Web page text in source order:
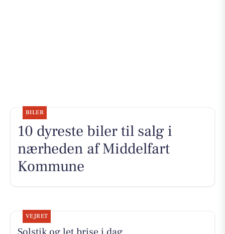
BILER
10 dyreste biler til salg i
nærheden af Middelfart
Kommune
VEJRET